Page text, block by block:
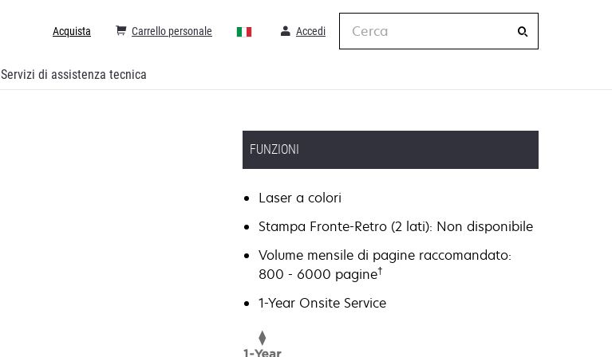
Servizi di assistenza tecnica
Accedi
Carrello personale
Acquista
FUNZIONI
Laser a colori
Stampa Fronte-Retro (2 lati): Non disponibile
Volume mensile di pagine raccomandato:
800 - 6000 pagine†
1-Year Onsite Service